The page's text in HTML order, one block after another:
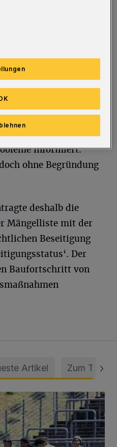
mehr vorgelegt
das geeignete
und die Mängel
Meins,
der SPD-
der vergangenen
informiert.
ohne Begründung
deshalb die
Mängelliste mit der
Beseitigung
Der
Baufortschritt von
Artikel Zum Thema
SpVg. Schonnebeck